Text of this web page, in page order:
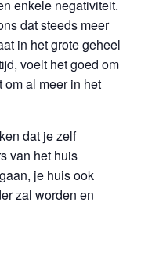
enkele negativiteit.
dat steeds meer
in het grote geheel
voelt het goed om
om al meer in het
dat je zelf
van het huis
je huis ook
zal worden en